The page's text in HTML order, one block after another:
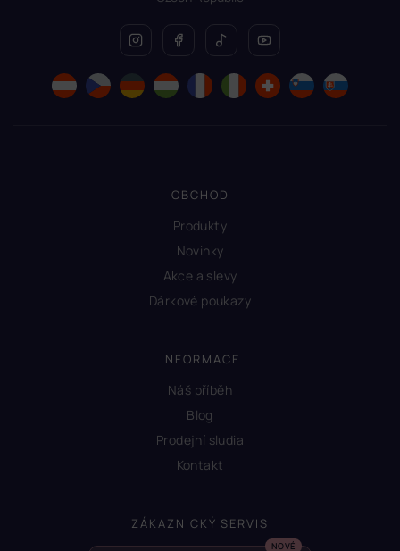
OBCHOD
Produkty
Novinky
Akce a slevy
Dárkové poukazy
INFORMACE
Náš příběh
Blog
Prodejní sludia
Kontakt
ZÁKAZNICKÝ SERVIS